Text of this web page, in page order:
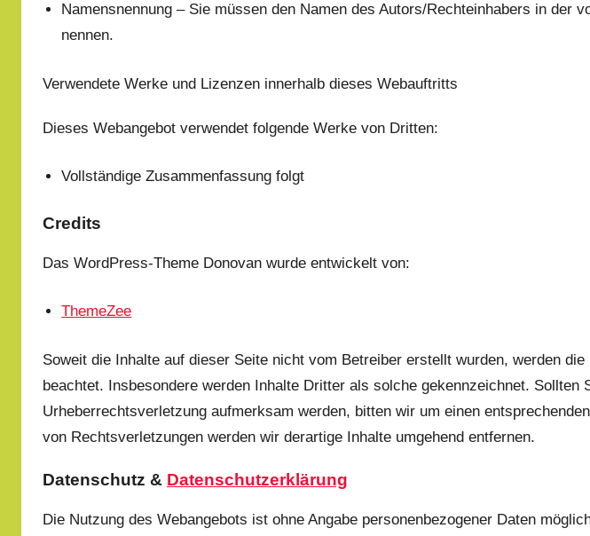
Namensnennung – Sie müssen den Namen des Autors/Rechteinhabers in der
nennen.
Verwendete Werke und Lizenzen innerhalb dieses Webauftritts
Dieses Webangebot verwendet folgende Werke von Dritten:
Vollständige Zusammenfassung folgt
Credits
Das WordPress-Theme Donovan wurde entwickelt von:
ThemeZee
Soweit die Inhalte auf dieser Seite nicht vom Betreiber erstellt wurden, werden
beachtet. Insbesondere werden Inhalte Dritter als solche gekennzeichnet. Sollten
Urheberrechtsverletzung aufmerksam werden, bitten wir um einen
von Rechtsverletzungen werden wir derartige Inhalte umgehend entfernen.
Datenschutz & Datenschutzerklärung
Die Nutzung des Webangebots ist ohne Angabe personenbezogener Daten